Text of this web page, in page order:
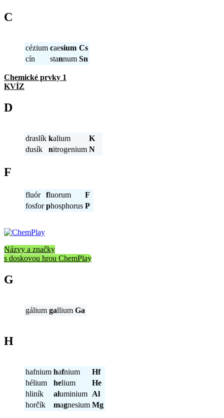
C
cézium caesium Cs
cín
stannum Sn
Chemické prvky 1
KVÍZ
D
draslík kalium
K
dusík
nitrogenium N
F
fluór fluorum
F
fosfor phosphorus P
Názvy a značky
s doskovou hrou ChemPlay
G
gálium gallium Ga
H
hafnium hafnium
Hf
hélium
helium
He
hliník
aluminium Al
horčík
magnesium Mg